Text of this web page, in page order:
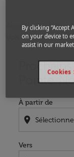
Accueil Vols
Vols de Helsinki a
Pointe-
À partir de
location_on
Vers
Aucun tarif
By clicking
on your device to
assist in our
Cookies